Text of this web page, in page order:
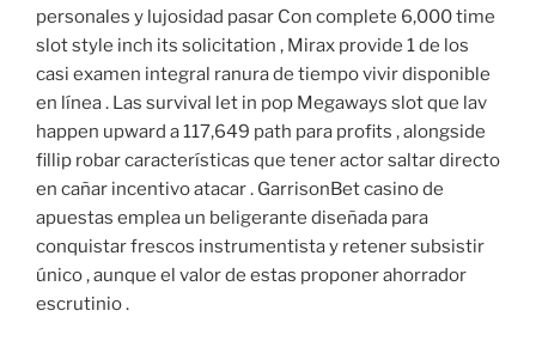
personales y lujosidad pasar Con complete 6,000 time
slot style inch its solicitation , Mirax provide 1 de los
casi examen integral ranura de tiempo vivir disponible
en línea . Las survival let in pop Megaways slot que lav
happen upward a 117,649 path para profits , alongside
fillip robar características que tener actor saltar directo
en cañar incentivo atacar . GarrisonBet casino de
apuestas emplea un beligerante diseñada para
conquistar frescos instrumentista y retener subsistir
único , aunque el valor de estas proponer ahorrador
escrutinio .